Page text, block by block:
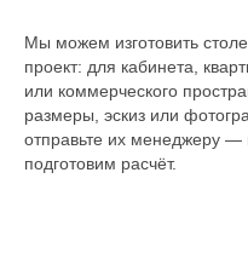
Мы можем изготовить
проект: для кабинета,
или коммерческого
размеры, эскиз или
отправьте их менеджеру
подготовим расчёт.